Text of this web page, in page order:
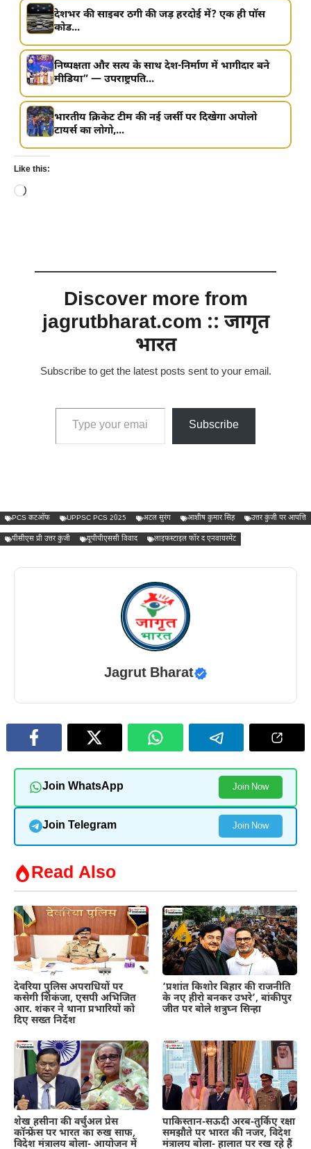
देशभर की साइबर ठगी की जड़ हरदोई में? एक ही पॉस
कोड...
निष्पक्षता और सत्य के साथ देश-निर्माण में भागीदार बने
मीडिया” — उपराष्ट्रपति...
भारतीय क्रिकेट टीम की नई जर्सी पर दिखेगा अपोलो
टायर्स का लोगो,...
Like this:
Loading…
Discover more from
jagrutbharat.com :: जागृत
भारत
Subscribe to get the latest posts sent to your email.
Type your email…
Subscribe
PCS कटऑफ UPPSC PCS 2025 अटल सुरंग आशीष कुमार सिंह उत्तर कुंजी पर आपत्ति
पीसीएस प्री उत्तर कुंजी यूपीपीएससी विवाद लाइफस्टाइल फॉर द एनवायरमेंट
Jagrut Bharat
Join WhatsApp Join Now
Join Telegram Join Now
Read Also
देवरिया पुलिस अपराधियों पर
कसेगी शिकंजा, एसपी अभिजित
आर. शंकर ने थाना प्रभारियों को
दिए सख्त निर्देश
‘प्रशांत किशोर बिहार की राजनीति
के नए हीरो बनकर उभरे’, बांकीपुर
जीत पर बोले शत्रुघ्न सिन्हा
शेख हसीना की वर्चुअल प्रेस
कॉन्फ्रेंस पर भारत का रुख साफ,
विदेश मंत्रालय बोला- आयोजन में
पाकिस्तान-सऊदी अरब-तुर्किए रक्षा
समझौते पर भारत की नजर, विदेश
मंत्रालय बोला- हालात पर रख रहे हैं